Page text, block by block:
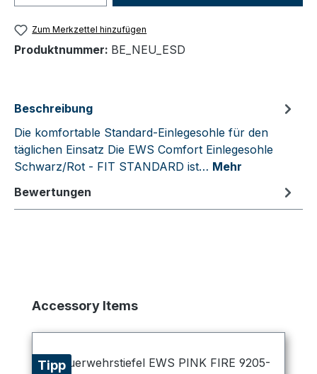
Zum Merkzettel hinzufügen
Produktnummer: BE_NEU_ESD
Beschreibung
Die komfortable Standard-Einlegesohle für den
täglichen Einsatz Die EWS Comfort Einlegesohle
Schwarz/Rot - FIT STANDARD ist… Mehr
Bewertungen
Produktgalerie überspringen
Accessory Items
Tipp